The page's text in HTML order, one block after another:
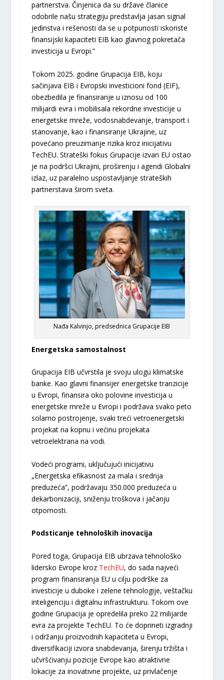
partnerstva. Činjenica da su države članice
odobrile našu strategiju predstavlja jasan signal
jedinstva i rešenosti da se u potpunosti iskoriste
finansijski kapaciteti EIB kao glavnog pokretača
investicija u Evropi.”
Tokom 2025. godine Grupacija EIB, koju
sačinjava EIB i Evropski investicioni fond (EIF),
obezbedila je finansiranje u iznosu od 100
milijardi evra i mobilisala rekordne investicije u
energetske mreže, vodosnabdevanje, transport i
stanovanje, kao i finansiranje Ukrajine, uz
povećano preuzimanje rizika kroz inicijativu
TechEU. Strateški fokus Grupacije izvan EU ostao
je na podršci Ukrajini, proširenju i agendi Globalni
izlaz, uz paralelno uspostavljanje strateških
partnerstava širom sveta.
Nađa Kalvinjo, predsednica Grupacije EIB
Energetska samostalnost
Grupacija EIB učvrstila je svoju ulogu klimatske
banke. Kao glavni finansijer energetske tranzicije
u Evropi, finansira oko polovine investicija u
energetske mreže u Evropi i podržava svako peto
solarno postrojenje, svaki treći vetroenergetski
projekat na kopnu i većinu projekata
vetroelektrana na vodi.
Vodeći programi, uključujući inicijativu
„Energetska efikasnost za mala i srednja
preduzeća”, podržavaju 350.000 preduzeća u
dekarbonizaciji, sniženju troškova i jačanju
otpornosti.
Podsticanje tehnoloških inovacija
Pored toga, Grupacija EIB ubrzava tehnološko
lidersko Evrope kroz TechEU, do sada najveći
program finansiranja EU u cilju podrške za
investicije u duboke i zelene tehnologije, veštačku
inteligenciju i digitalnu infrastrukturu. Tokom ove
godine Grupacija je opredelila preko 22 milijarde
evra za projekte TechEU. To će doprineti izgradnji
i održanju proizvodnih kapaciteta u Evropi,
diversifikaciji izvora snabdevanja, širenju tržišta i
učvršćivanju pozicije Evrope kao atraktivne
lokacije za inovativne projekte, uz privlačenje